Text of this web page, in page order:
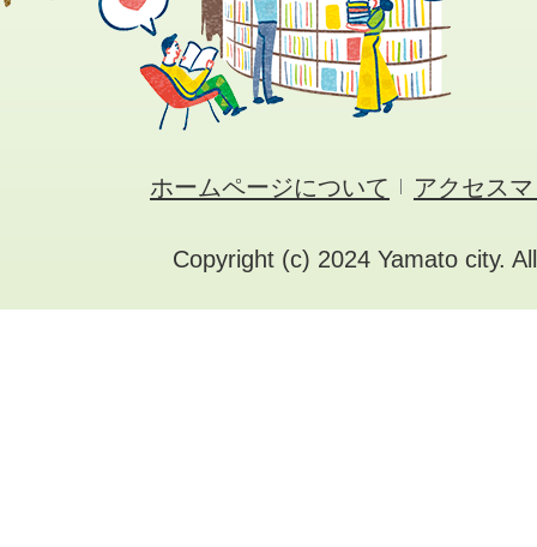
ホームページについて アクセス
Copyright (c) 2024 Yamato city.